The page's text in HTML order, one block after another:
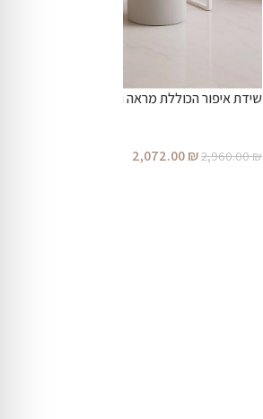
שידת איפור הכוללת מראה והדום- דגם may
2,960.00₪
2,072.00₪